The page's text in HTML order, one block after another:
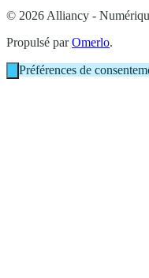
© 2026 Alliancy -
Propulsé parOmerlo.
Préférences de